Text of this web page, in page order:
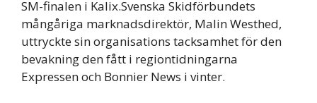
SM-finalen i Kalix.Svenska Skidförbundets
mångåriga marknadsdirektör, Malin Westhed,
uttryckte sin organisations tacksamhet för den
bevakning den fått i regiontidningarna
Expressen och Bonnier News i vinter.